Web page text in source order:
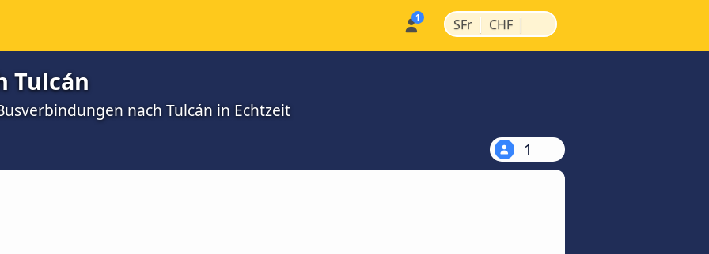
SFr | CHF |
Tulcán
nach Tulcán in Echtzeit
1